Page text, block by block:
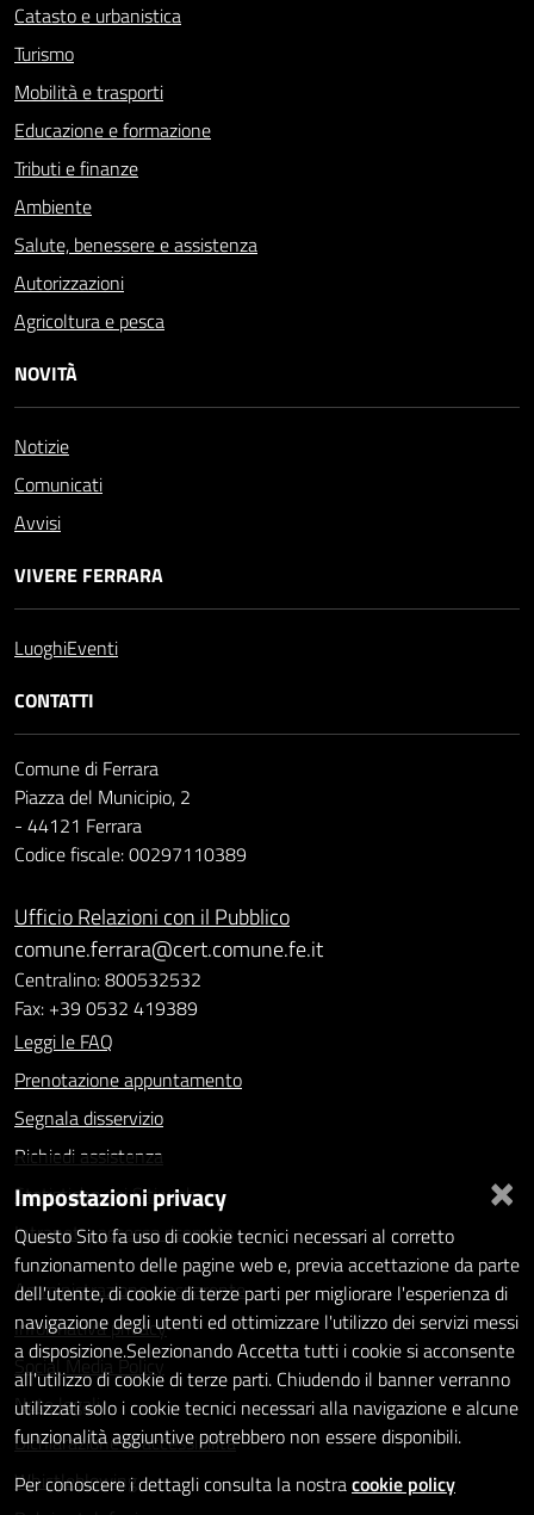
Catasto e urbanistica
Turismo
Mobilità e trasporti
Educazione e formazione
Tributi e finanze
Ambiente
Salute, benessere e assistenza
Autorizzazioni
Agricoltura e pesca
NOVITÀ
Notizie
Comunicati
Avvisi
VIVERE FERRARA
LuoghiEventi
CONTATTI
Comune di Ferrara
Piazza del Municipio, 2
- 44121 Ferrara
Codice fiscale: 00297110389
Ufficio Relazioni con il Pubblico
comune.ferrara@cert.comune.fe.it
Centralino: 800532532
Fax: +39 0532 419389
Leggi le FAQ
Prenotazione appuntamento
Segnala disservizio
Richiedi assistenza
Statistiche dei Siti web
Intranet - accesso riservato
Amministrazione trasparente
Informativa privacy
Social Media Policy
Note legali
Dichiarazione di accessibilità
Whistleblowing
×
Impostazioni privacy
Questo Sito fa uso di cookie tecnici necessari al corretto
funzionamento delle pagine web e, previa accettazione da parte
dell'utente, di cookie di terze parti per migliorare l'esperienza di
navigazione degli utenti ed ottimizzare l'utilizzo dei servizi messi
a disposizione.Selezionando Accetta tutti i cookie si acconsente
all'utilizzo di cookie di terze parti. Chiudendo il banner verranno
utilizzati solo i cookie tecnici necessari alla navigazione e alcune
funzionalità aggiuntive potrebbero non essere disponibili.
Per conoscere i dettagli consulta la nostracookie policy